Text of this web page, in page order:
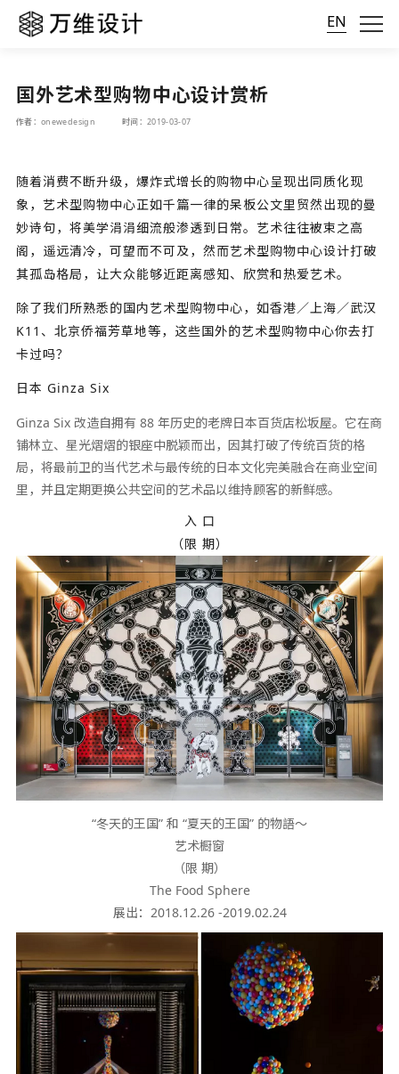
EN
国外艺术型购物中心设计赏析
作者：onewedesign 时间：2019-03-07
随着消费不断升级，爆炸式增长的购物中心呈现出同质化现
象，艺术型购物中心正如千篇一律的呆板公文里贸然出现的曼
妙诗句，将美学涓涓细流般渗透到日常。艺术往往被束之高
阁，遥远清冷，可望而不可及，然而艺术型购物中心设计打破
其孤岛格局，让大众能够近距离感知、欣赏和热爱艺术。
除了我们所熟悉的国内艺术型购物中心，如香港／上海／武汉
K11、北京侨福芳草地等，这些国外的艺术型购物中心你去打
卡过吗？
日本 Ginza Six
Ginza Six 改造自拥有 88 年历史的老牌日本百货店松坂屋。它在商
铺林立、星光熠熠的银座中脱颖而出，因其打破了传统百货的格
局，将最前卫的当代艺术与最传统的日本文化完美融合在商业空间
里，并且定期更换公共空间的艺术品以维持顾客的新鲜感。
入 口
（限 期）
“冬天的王国” 和 “夏天的王国” 的物語～
艺术橱窗
（限 期）
The Food Sphere
展出：2018.12.26 -2019.02.24